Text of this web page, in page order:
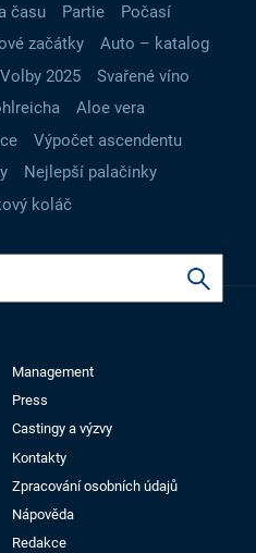
času Partie
Počasí
začátky
Auto – katalog
Volby 2025
Svařené víno
Aloe vera
Výpočet ascendentu
Nejlepší palačinky
koláč
Management
Press
Castingy a výzvy
Kontakty
Zpracování osobních údajů
Nápověda
Redakce